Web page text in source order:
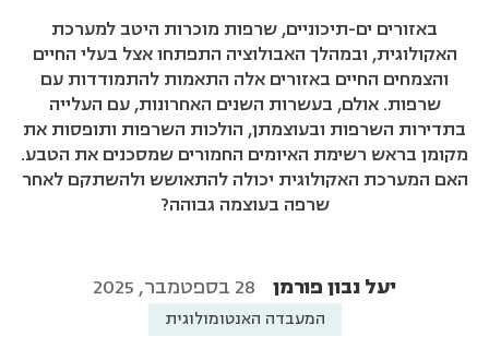
באזורים ים-תיכוניים, שרפות מוכרות היטב למערכת
האקולוגית, ובמהלך האבולוציה התפתחו אצל בעלי החיים
והצמחים החיים באזורים אלה התאמות להתמודדות עם
שרפות. אולם, בעשרות השנים האחרונות, עם העלייה
בתדירות השרפות ובעוצמתן, הולכות השרפות ותופסות את
מקומן בראש רשימת האיומים החמורים שמסכנים את הטבע.
האם המערכת האקולוגית יכולה להתאושש ולהשתקם לאחר
שרפה בעוצמה גבוהה?
יעל נבון פורמן 28 בספטמבר, 2025
המעבדה האנטומולוגית